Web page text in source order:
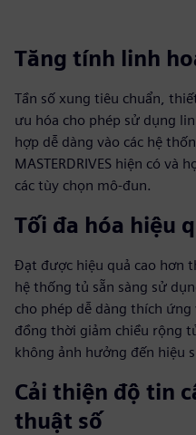
Tăng tính linh
Tần số xung tiêu chuẩn,
ưu hóa cho phép sử dụng
hợp dễ dàng vào các hệ
MASTERDRIVES hiện có
các tùy chọn mô-đun.
Tối đa hóa hiệu
Đạt được hiệu quả cao hơn
hệ thống tủ sẵn sàng sử
cho phép dễ dàng thích ứng
đồng thời giảm chiều rộng
không ảnh hưởng đến hiệu
Cải thiện độ tin
thuật số